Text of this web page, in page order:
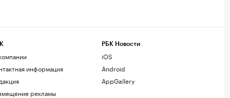
информация
рекламы
РБК Новости
iOS
Android
AppGallery